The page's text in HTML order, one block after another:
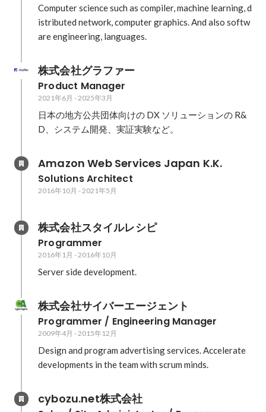
Computer science such as compiler, machine learning, d
istributed network, computer graphics. And also softw
are engineering, languages.
株式会社グラファー
Product Manager
2021年6月 -2025年3月
日本の地方公共団体向けの DX ソリューションの R&
D、システム開発、実証実験など。
Amazon Web Services Japan K.K.
Solutions Architect
2016年10月 -2021年5月
株式会社スタイルレシピ
Programmer
2016年1月 -2016年10月
Server side development.
株式会社サイバーエージェント
Programmer / Engineering Manager
2009年4月 -2015年12月
Design and program advertising services. Accelerate
developments in the team with scrum minds.
cybozu.net株式会社